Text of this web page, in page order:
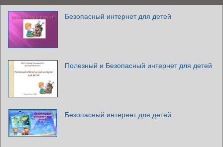
Безопасный интернет для детей
Полезный и Безопасный интернет для детей
Безопасный интернет для детей